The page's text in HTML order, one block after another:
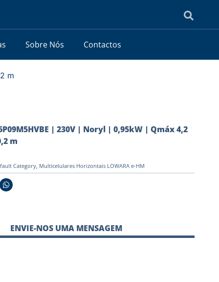
Sobre Nós Contactos
m
| 230V | Noryl | 0,95kW | Qmáx 4,2
m
Category, Multicelulares Horizontais LOWARA e-HM
ENVIE-NOS UMA MENSAGEM